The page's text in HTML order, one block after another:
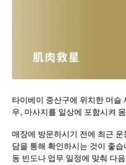
타이베이 중산구에 위치한 머슬
우, 마사지를 일상에 포함시켜
매장에 방문하시기 전에 최근
담을 통해 확인하시는 것이 좋
동 빈도나 업무 일정에 맞춰 다